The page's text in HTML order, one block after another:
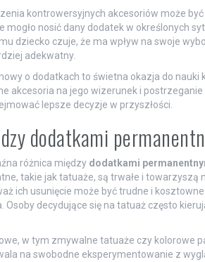
kontrowersyjnych akcesoriów może
mogło nosić dany dodatek w określonych
dziecko czuje, że ma wpływ na swoje
adekwatny.
o dodatkach to świetna okazja do
akcesoria na jego wizerunek i
lepsze decyzje w przyszłości.
dodatkami
różnica między dodatkami
takie jak tatuaże, są trwałe i towarzyszą
ich usunięcie może być trudne i
decydujące się na tatuaż często
w tym zmywalne tatuaże czy kolorowe
na swobodne eksperymentowanie z